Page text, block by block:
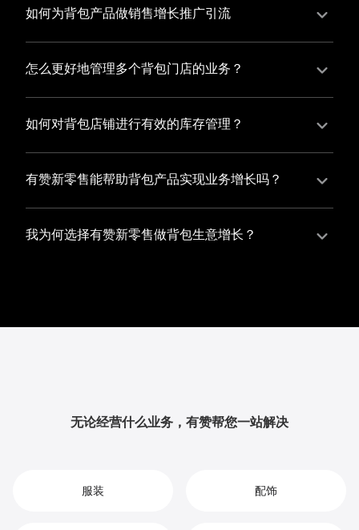
券、邀请好友等方式，吸引更多的用户下单购买，并激
如何为背包产品做销售增长推广引流
有赞新零售旗下产品营销工具、比如优惠券、满减活动
等，吸引更多客户到店消费。另外，通过有赞的微信公
以帮助您增加客流量，赢得客户的青睐
怎么更好地管理多个背包门店的业务？
有赞新零售一站式解决方案，包括有赞微商城、有赞私
域运营以及有赞小程序商城，将助您轻松打通线上线下
的业务蓬勃发展，收获更多满意客户。
如何对背包店铺进行有效的库存管理？
您可以使用有赞的门店管理系统，它可以帮助您实现门
店数据的集中管理，包括订单管理、员工管理、库存管
有赞新零售能帮助背包产品实现业务增长吗？
有赞新零售作为业内领先的一站式解决方案，整合线上
线下渠道、提供多样化店铺搭建、会员营销和大数据分
我为何选择有赞新零售做背包生意增长？
无论经营什么业务，有赞帮您一站解决
服装 配饰